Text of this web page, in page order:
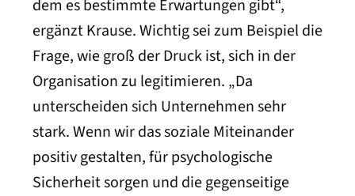
dem es bestimmte Erwartungen gibt“,
ergänzt Krause. Wichtig sei zum Beispiel die
Frage, wie groß der Druck ist, sich in der
Organisation zu legitimieren. „Da
unterscheiden sich Unternehmen sehr
stark. Wenn wir das soziale Miteinander
positiv gestalten, für psychologische
Sicherheit sorgen und die gegenseitige